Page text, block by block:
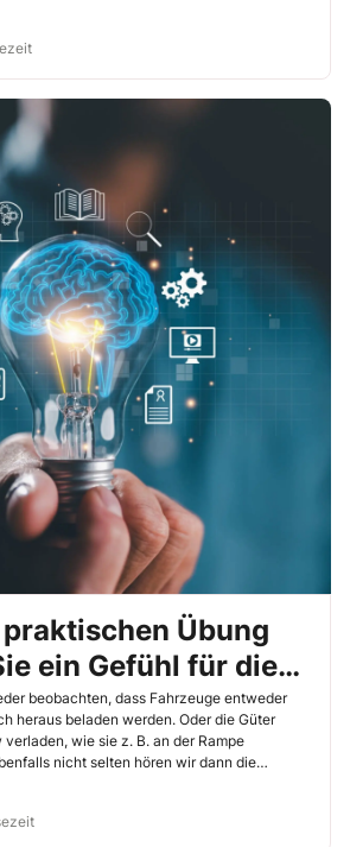
Übung
ein Gefühl für die
der Lastverteilung
beobachten, dass Fahrzeuge entweder
heraus beladen werden. Oder die Güter
wie sie z. B. an der Rampe
nicht selten hören wir dann die
folgenden Übung demonstrieren.